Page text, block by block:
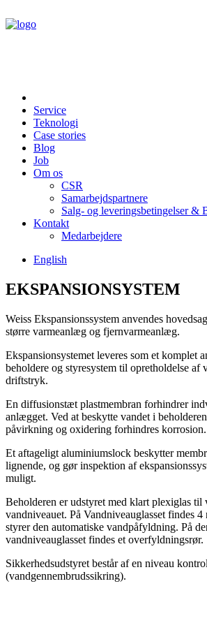
Service
Teknologi
Case stories
Blog
Job
Om os
CSR
Samarbejdspartnere
Salg- og leveringsbetingelser &
Kontakt
Medarbejdere
English
EKSPANSIONSYSTEM
Weiss Ekspansionssystem anvendes
større varmeanlæg og fjernvarmeanlæg.
Ekspansionsystemet leveres som et komplet
beholdere og styresystem til opretholdelse af
driftstryk.
En diffusionstæt plastmembran forhindrer
anlægget. Ved at beskytte vandet i
påvirkning og oxidering forhindres korrosion.
Et aftageligt aluminiumslock beskytter
lignende, og gør inspektion af
muligt.
Beholderen er udstyret med klart plexiglas til
vandniveauet. På Vandniveauglasset findes
styrer den automatiske vandpåfyldning. På
vandniveauglasset findes et overfyldningsrør.
Sikkerhedsudstyret består af en niveau kontrol
(vandgennembrudssikring).